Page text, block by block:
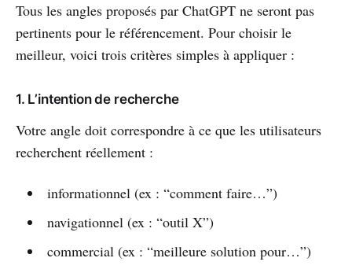
Tous les angles proposés par ChatGPT ne seront pas
pertinents pour le référencement. Pour choisir le
meilleur, voici trois critères simples à appliquer :
1. L’intention de recherche
Votre angle doit correspondre à ce que les utilisateurs
recherchent réellement :
informationnel (ex : “comment faire…”)
navigationnel (ex : “outil X”)
commercial (ex : “meilleure solution pour…”)